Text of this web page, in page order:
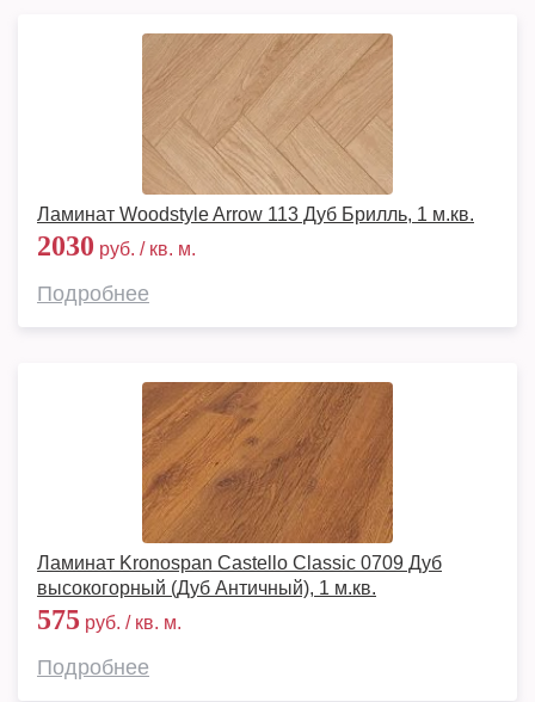
Ламинат Woodstyle Arrow 113 Дуб Брилль, 1 м.кв.
2030 руб. / кв. м.
Подробнее
Ламинат Kronospan Castello Classic 0709 Дуб
высокогорный (Дуб Античный), 1 м.кв.
575 руб. / кв. м.
Подробнее